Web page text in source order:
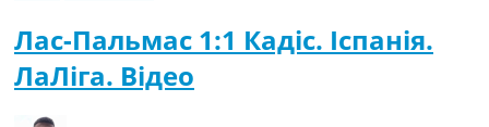
Лас-Пальмас 1:1 Кадіс. Іспанія.
ЛаЛіга. Відео